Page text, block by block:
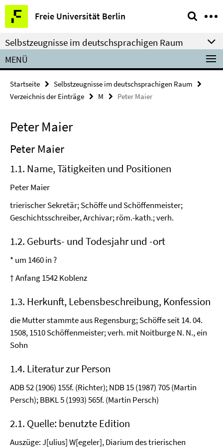
Springe
direkt
zu
Inhalt
Freie Universität Berlin
Service-
Navigation
Selbstzeugnisse im deutschsprachigen Raum
MENÜ
Startseite
Selbstzeugnisse im deutschsprachigen Raum
Verzeichnis der Einträge
M Peter Maier
Peter Maier
Peter Maier
1.1. Name, Tätigkeiten und Positionen
Peter Maier
trierischer Sekretär; Schöffe und Schöffenmeister;
Geschichtsschreiber, Archivar; röm.-kath.; verh.
1.2. Geburts- und Todesjahr und -ort
* um 1460 in ?
† Anfang 1542 Koblenz
1.3. Herkunft, Lebensbeschreibung, Konfession
die Mutter stammte aus Regensburg; Schöffe seit 14. 04.
1508, 1510 Schöffenmeister; verh. mit Noitburge N. N., ein
Sohn
1.4. Literatur zur Person
ADB 52 (1906) 155f. (Richter); NDB 15 (1987) 705 (Martin
Persch); BBKL 5 (1993) 565f. (Martin Persch)
2.1. Quelle: benutzte Edition
Auszüge: J[ulius] W[egeler], Diarium des trierischen